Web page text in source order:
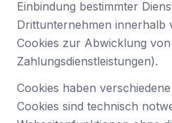
Einbindung bestimmter
Drittunternehmen innerhalb
Cookies zur Abwicklung von
Zahlungsdienstleistungen).
Cookies haben
Cookies sind technisch